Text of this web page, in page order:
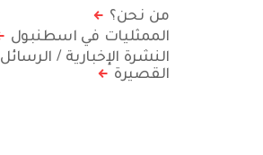
من نحن؟
الممثليات في اسطنبول
النشرة الإخبارية / الرسائل
القصيرة